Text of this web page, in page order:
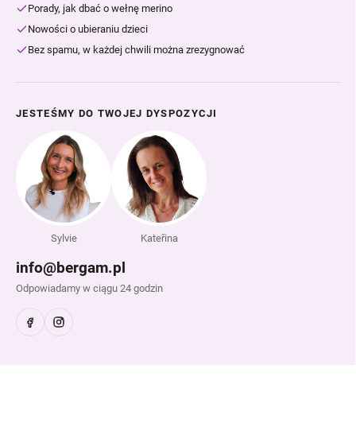
Porady, jak dbać o wełnę merino
Nowości o ubieraniu dzieci
Bez spamu, w każdej chwili można zrezygnować
JESTEŚMY DO TWOJEJ DYSPOZYCJI
Sylvie Kateřina
info@bergam.pl
Odpowiadamy w ciągu 24 godzin